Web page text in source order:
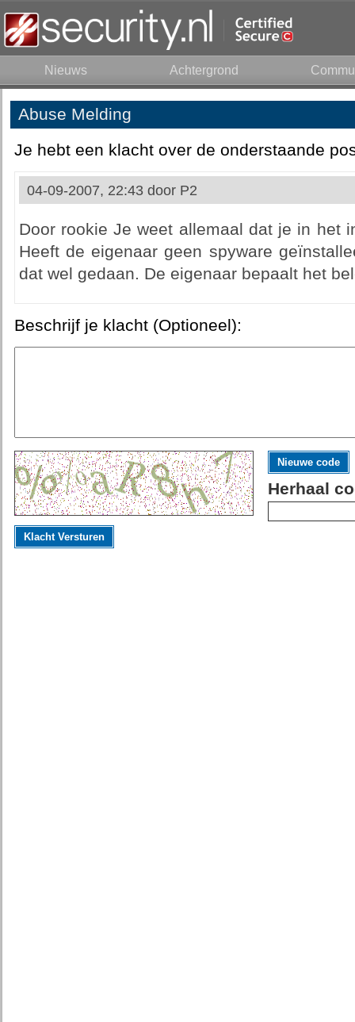
Nieuws Achtergrond
Abuse Melding
Je hebt een klacht over de onderstaande
04-09-2007, 22:43 door P2
Door rookie Je weet allemaal dat je in het
Heeft de eigenaar geen spyware
dat wel gedaan. De eigenaar bepaalt het
Beschrijf je klacht (Optioneel):
Nieuwe code
Herhaal
Klacht Versturen